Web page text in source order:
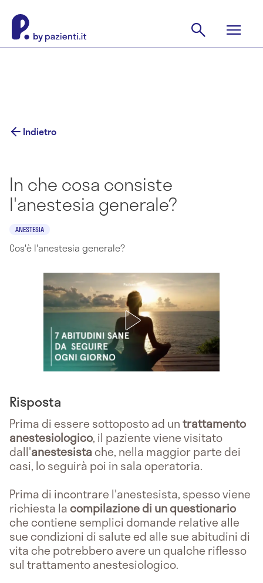
Indietro
In che cosa consiste
l'anestesia generale?
ANESTESIA
Cos'è l'anestesia generale?
Risposta
Prima di essere sottoposto ad untrattamento
anestesiologico, il paziente viene visitato
dall'anestesistache, nella maggior parte dei
casi, lo seguirà poi in sala operatoria.
Prima di incontrare l'anestesista, spesso viene
richiesta lacompilazione di un questionario
che contiene semplici domande relative alle
sue condizioni di salute ed alle sue abitudini di
vita che potrebbero avere un qualche riflesso
sul trattamento anestesiologico.